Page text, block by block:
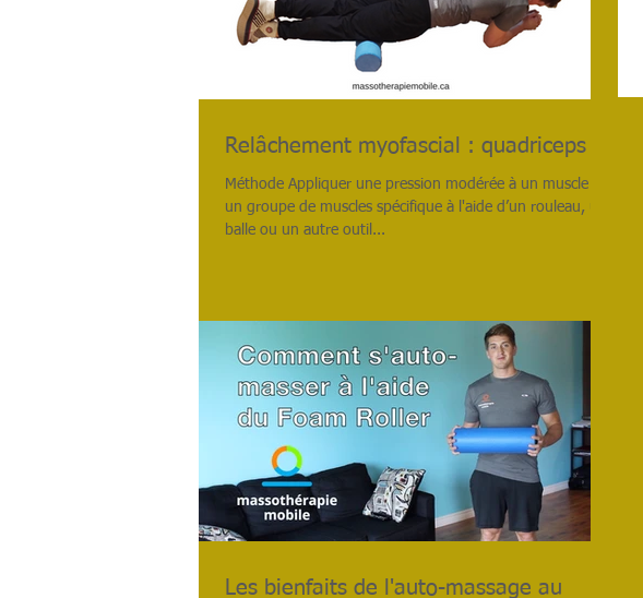
Relâchement myofascial : quadriceps
Méthode Appliquer une pression modérée à un muscle ou
un groupe de muscles spécifique à l'aide d’un rouleau, une
balle ou un autre outil...
Les bienfaits de l'auto-massage au